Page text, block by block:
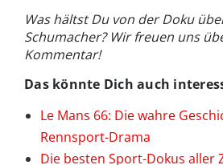
Was hältst Du von der Doku
Schumacher? Wir freuen uns
Kommentar!
Das könnte Dich auch
Le Mans 66: Die wahre
Rennsport-Drama
Die besten Sport-Dokus aller